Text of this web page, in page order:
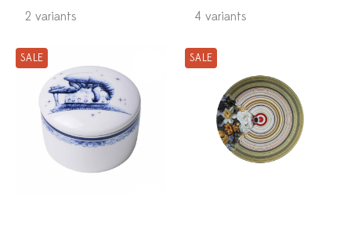
2 variants
4 variants
SALE SALE